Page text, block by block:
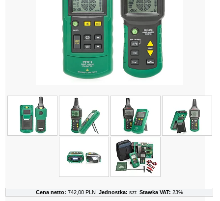
Cena netto: 742,00 PLN Jednostka: szt Stawka VAT: 23%